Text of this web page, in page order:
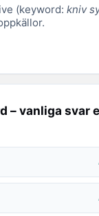
(keyword: kniv
– vanliga svar